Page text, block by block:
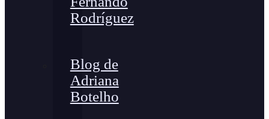
Rodríguez
Blog de
Adriana
Botelho